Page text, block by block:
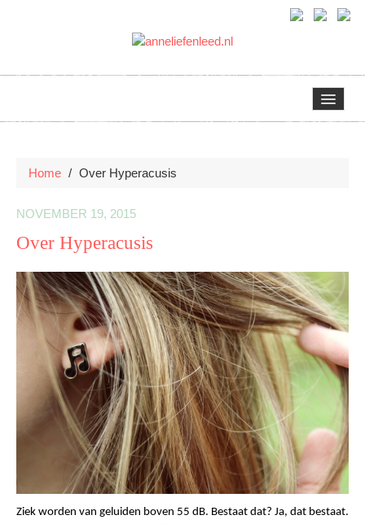
ERVARINGEN OM TE DELEN
CREATIEF
MIJN CREATIES
CONTACT
Home / Over Hyperacusis
NOVEMBER 19, 2015
Over Hyperacusis
Ziek worden van geluiden boven 55 dB. Bestaat dat? Ja, dat bestaat.